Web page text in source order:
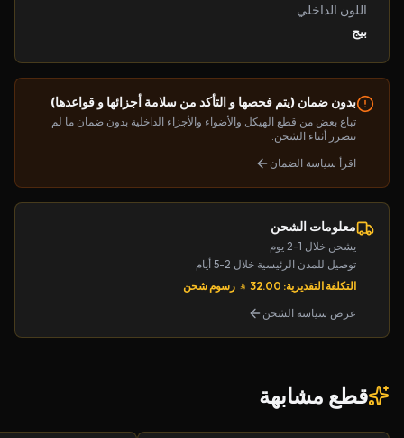
اللون الداخلي
بيج
بدون ضمان (يتم فحصها و التأكد من سلامة أجزائها و قواعدها)
تباع بعض من قطع الهيكل والأضواء والأجزاء الداخلية بدون ضمان ما لم
تتضرر أثناء الشحن.
اقرأ سياسة الضمان
معلومات الشحن
يشحن خلال 1-2 يوم
توصيل للمدن الرئيسية خلال 2-5 أيام
التكلفة التقديرية: 32.00
رسوم شحن
عرض سياسة الشحن
قطع مشابهة